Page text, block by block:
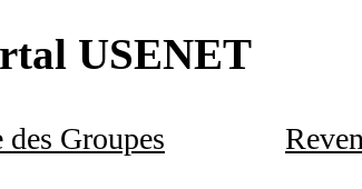
USENET
Groupes